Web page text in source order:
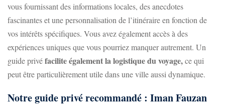
vous fournissant des informations locales, des anecdotes
fascinantes et une personnalisation de l’itinéraire en fonction de
vos intérêts spécifiques. Vous avez également accès à des
expériences uniques que vous pourriez manquer autrement. Un
guide privéfacilite également la logistique du voyage,ce qui
peut être particulièrement utile dans une ville aussi dynamique.
Notre guide privé recommandé : Iman Fauzan